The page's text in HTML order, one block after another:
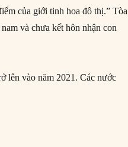
của giới tinh hoa đô thị.” Tòa
và chưa kết hôn nhận con
lên vào năm 2021. Các nước